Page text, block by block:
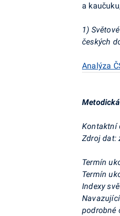
a
1)
českých
Analýza
Kontaktní
Zdroj dat:
Termín
Termín
Indexy
podrobné